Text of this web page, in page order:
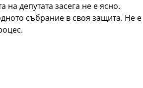
на депутата засега не е ясно.
събрание в своя защита. Не е